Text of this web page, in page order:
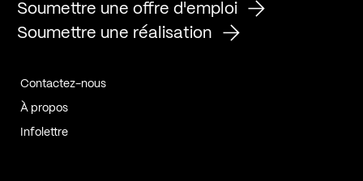
Soumettre une offre d'emploi
Soumettre une réalisation
Contactez-nous
À propos
Infolettre